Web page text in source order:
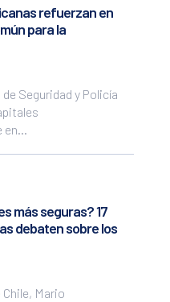
refuerzan en
para la
Seguridad y Policía
en...
más seguras? 17
debaten sobre los
Chile, Mario